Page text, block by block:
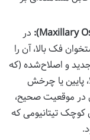
در
فک بالا، آن را
و اصلاح‌شده (که
پایین یا چرخش
در موقعیت صحیح،
کوچک تیتانیومی که